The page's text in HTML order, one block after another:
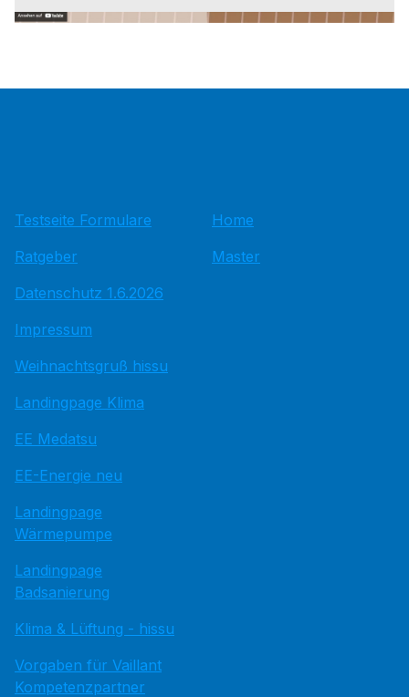
Testseite Formulare
Ratgeber
Datenschutz 1.6.2026
Impressum
Weihnachtsgruß hissu
Landingpage Klima
EE Medatsu
EE-Energie neu
Landingpage
Wärmepumpe
Landingpage
Badsanierung
Klima & Lüftung - hissu
Vorgaben für Vaillant
Kompetenzpartner
Home
Master